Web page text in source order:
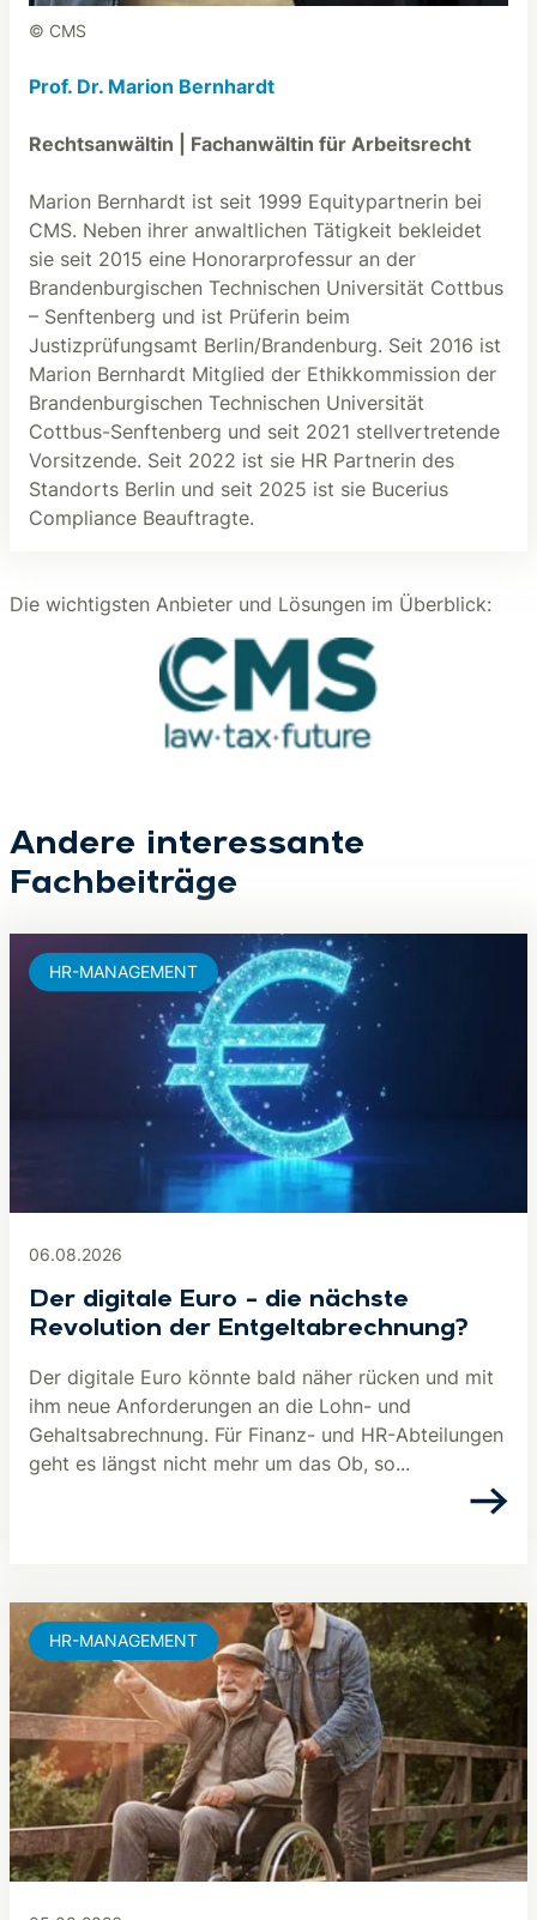
© CMS
Prof. Dr. Marion Bernhardt
Rechtsanwältin | Fachanwältin für Arbeitsrecht
Marion Bernhardt ist seit 1999 Equitypartnerin bei
CMS. Neben ihrer anwaltlichen Tätigkeit bekleidet
sie seit 2015 eine Honorarprofessur an der
Brandenburgischen Technischen Universität Cottbus
– Senftenberg und ist Prüferin beim
Justizprüfungsamt Berlin/Brandenburg. Seit 2016 ist
Marion Bernhardt Mitglied der Ethikkommission der
Brandenburgischen Technischen Universität
Cottbus-Senftenberg und seit 2021 stellvertretende
Vorsitzende. Seit 2022 ist sie HR Partnerin des
Standorts Berlin und seit 2025 ist sie Bucerius
Compliance Beauftragte.
Die wichtigsten Anbieter und Lösungen im Überblick:
Andere interessante
Fachbeiträge
06.08.2026
Der digitale Euro – die nächste
Revolution der Entgeltabrechnung?
Der digitale Euro könnte bald näher rücken und mit
ihm neue Anforderungen an die Lohn- und
Gehaltsabrechnung. Für Finanz- und HR-Abteilungen
geht es längst nicht mehr um das Ob, so...
HR-MANAGEMENT
HR-MANAGEMENT